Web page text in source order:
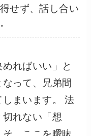
せず、話し合い
ればいい」と
って、兄弟間
まいます。 法
れない「想
、ここを曖昧